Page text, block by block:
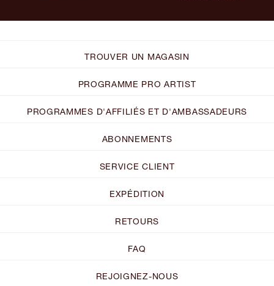
TROUVER UN MAGASIN
PROGRAMME PRO ARTIST
PROGRAMMES D'AFFILIÉS ET D'AMBASSADEURS
ABONNEMENTS
SERVICE CLIENT
EXPÉDITION
RETOURS
FAQ
REJOIGNEZ-NOUS